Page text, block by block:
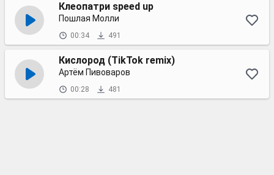
Клеопатри speed up
Пошлая Молли
00:34 491
Кислород (TikTok remix)
Артём Пивоваров
00:28 481